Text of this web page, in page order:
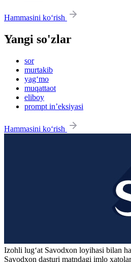
Hammasini ko‘rish
Yangi so'zlar
sor
murtakib
yag‘mo
muqattaot
eliboy
prompt in’eksiyasi
Hammasini ko‘rish
Izohli lugʻat Savodxon loyihasi bilan
Savodxon dasturi matndagi imlo